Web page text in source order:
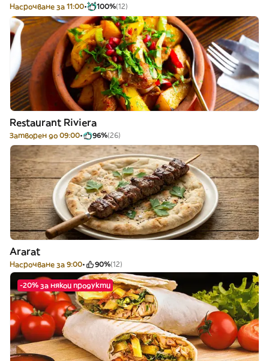
Насрочване за 11:00 100%(12)
Restaurant Riviera
Затворен до 09:00 96%(26)
Ararat
Насрочване за 9:00 90%(12)
-20% за някои продукти